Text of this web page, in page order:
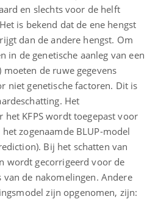
en slechts voor de helft
is bekend dat de ene hengst
dan de andere hengst. Om
in de genetische aanleg van een
moeten de ruwe gegevens
niet genetische factoren. Dit is
Het
KFPS wordt toegepast voor
zogenaamde BLUP-model
Bij het schatten van
wordt gecorrigeerd voor de
de nakomelingen. Andere
zijn opgenomen, zijn: